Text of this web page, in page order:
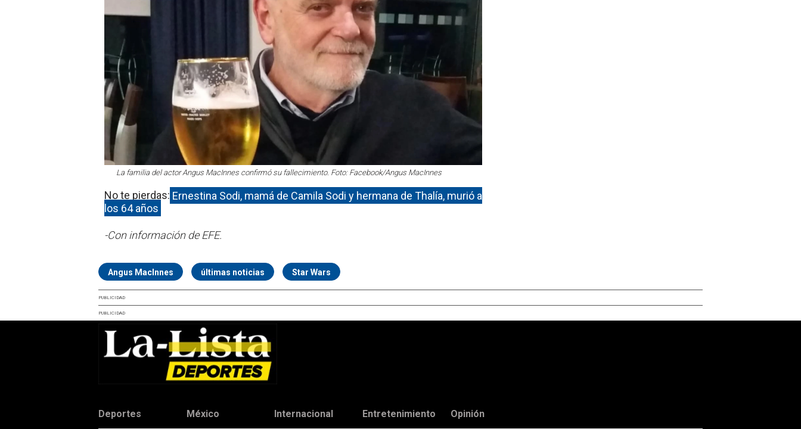
La familia del actor Angus MacInnes confirmó su fallecimiento. Foto: Facebook/Angus MacInnes
No te pierdas: Ernestina Sodi, mamá de Camila Sodi y hermana de Thalía, murió a
los 64 años
-Con información de EFE.
Angus MacInnes últimas noticias Star Wars
PUBLICIDAD
PUBLICIDAD
Deportes México Internacional Entretenimiento Opinión